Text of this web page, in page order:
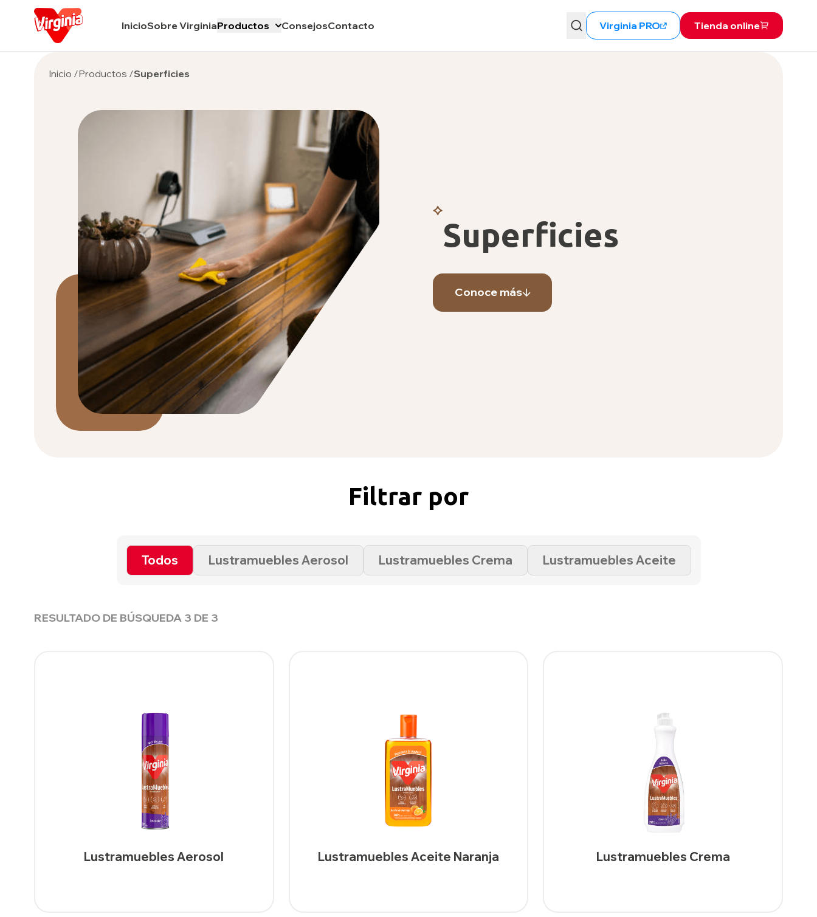
InicioSobre VirginiaProductos ConsejosContacto Virginia PRO Tienda online
Inicio /Productos /Superficies
Superficies
Conoce más
Filtrar por
Todos Lustramuebles Aerosol Lustramuebles Crema Lustramuebles Aceite
RESULTADO DE BÚSQUEDA 3 DE 3
Lustramuebles Aerosol Lustramuebles Aceite Naranja Lustramuebles Crema